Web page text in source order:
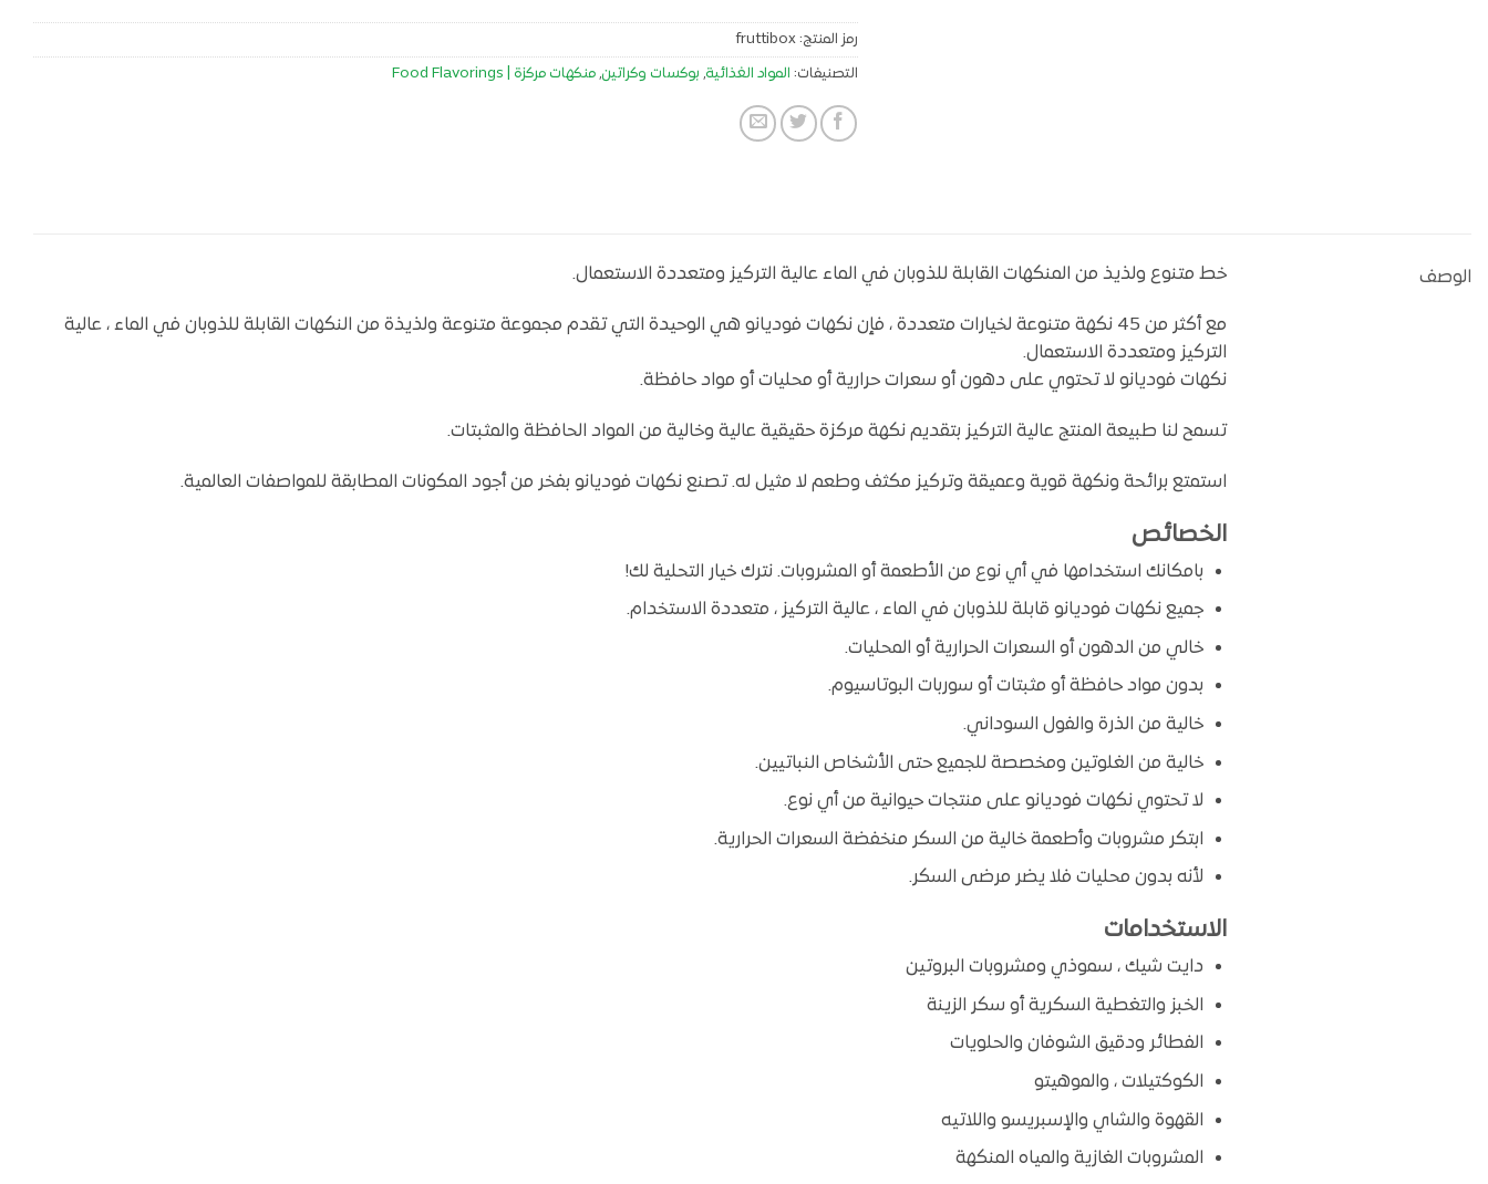
رمز المنتج: fruttibox
التصنيفات: المواد الغذائية, بوكسات وكراتين, منكهات مركزة | Food Flavorings
الوصف خط متنوع ولذيذ من المنكهات القابلة للذوبان في الماء عالية التركيز ومتعددة الاستعمال.
مع أكثر من 45 نكهة متنوعة لخيارات متعددة ، فإن نكهات فوديانو هي الوحيدة التي تقدم مجموعة متنوعة ولذيذة من النكهات القابلة للذوبان في الماء ، عالية
التركيز ومتعددة الاستعمال.
نكهات فوديانو لا تحتوي على دهون أو سعرات حرارية أو محليات أو مواد حافظة.
تسمح لنا طبيعة المنتج عالية التركيز بتقديم نكهة مركزة حقيقية عالية وخالية من المواد الحافظة والمثبتات.
استمتع برائحة ونكهة قوية وعميقة وتركيز مكثف وطعم لا مثيل له. تصنع نكهات فوديانو بفخر من أجود المكونات المطابقة للمواصفات العالمية.
الخصائص
بامكانك استخدامها في أي نوع من الأطعمة أو المشروبات. نترك خيار التحلية لك!
جميع نكهات فوديانو قابلة للذوبان في الماء ، عالية التركيز ، متعددة الاستخدام.
خالي من الدهون أو السعرات الحرارية أو المحليات.
بدون مواد حافظة أو مثبتات أو سوربات البوتاسيوم.
خالية من الذرة والفول السوداني.
خالية من الغلوتين ومخصصة للجميع حتى الأشخاص النباتيين.
لا تحتوي نكهات فوديانو على منتجات حيوانية من أي نوع.
ابتكر مشروبات وأطعمة خالية من السكر منخفضة السعرات الحرارية.
لأنه بدون محليات فلا يضر مرضى السكر.
الاستخدامات
دايت شيك ، سموذي ومشروبات البروتين
الخبز والتغطية السكرية أو سكر الزينة
الفطائر ودقيق الشوفان والحلويات
الكوكتيلات ، والموهيتو
القهوة والشاي والإسبريسو واللاتيه
المشروبات الغازية والمياه المنكهة